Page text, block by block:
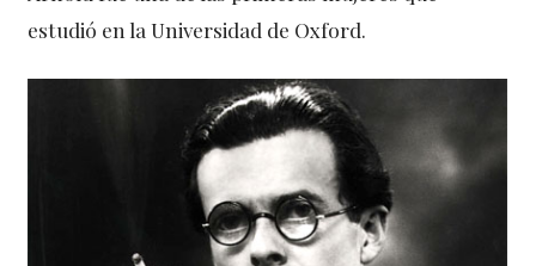
estudió en la Universidad de Oxford.